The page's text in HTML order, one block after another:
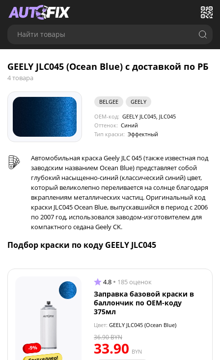
Найти товары
GEELY JLC045 (Ocean Blue) с доставкой по РБ
4 товара
BELGEE
GEELY
OEM-код: GEELY JLC045, JLC045
Оттенок: Синий
Тип краски: Эффектный
Автомобильная краска Geely JLC 045 (также известная под
заводским названием Ocean Blue) представляет собой
глубокий насыщенно-синий (классический синий) цвет,
который великолепно переливается на солнце благодаря
вкраплениям металлических частиц. Оригинальный код
краски JLC045 Ocean Blue, выпускавшийся в период с 2006
по 2007 год, использовался заводом-изготовителем для
компактного седана Geely CK.
Подбор краски по коду GEELY JLC045
-9%
4.8 185 оценок
Заправка базовой краски в
баллончик по OEM-коду
375мл
Цвет: GEELY JLC045 (Ocean Blue)
33.90 BYN
36.90BYN